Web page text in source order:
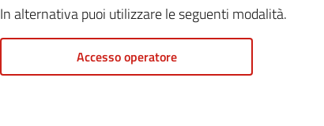
In alternativa puoi utilizzare le seguenti modalità.
Accesso operatore